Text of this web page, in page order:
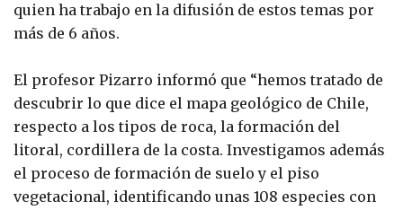
quien ha trabajo en la difusión de estos temas por
más de 6 años.
El profesor Pizarro informó que “hemos tratado de
descubrir lo que dice el mapa geológico de Chile,
respecto a los tipos de roca, la formación del
litoral, cordillera de la costa. Investigamos además
el proceso de formación de suelo y el piso
vegetacional, identificando unas 108 especies con